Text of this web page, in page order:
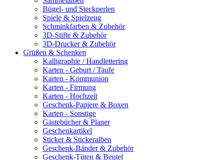
Bügel- und Steckperlen
Spiele & Spielzeug
Schminkfarben & Zubehör
3D-Stifte & Zubehör
3D-Drucker & Zubehör
Grüßen & Schenken
Kalligraphie / Handlettering
Karten - Geburt / Taufe
Karten - Kommunion
Karten - Firmung
Karten - Hochzeit
Geschenk-Papiere & Boxen
Karten - Sonstige
Gästebücher & Planer
Geschenkartikel
Sticker & Stickeralben
Geschenk-Bänder & Zubehör
Geschenk-Tüten & Beutel